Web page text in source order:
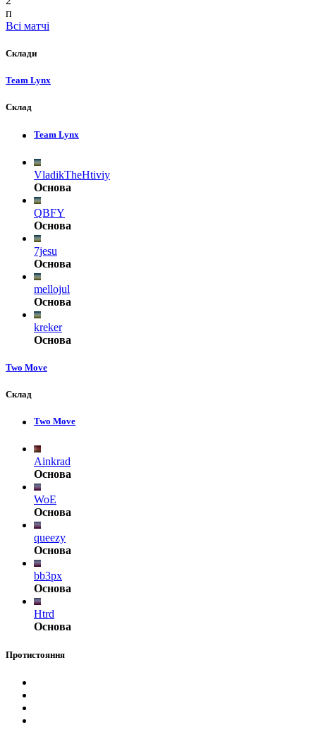
п
Всі матчі
Склади
Team Lynx
Склад
Team Lynx
VladikTheHtiviy
Основа
QBFY
Основа
7jesu
Основа
mellojul
Основа
kreker
Основа
Two Move
Склад
Two Move
Ainkrad
Основа
WoE
Основа
queezy
Основа
bb3px
Основа
Htrd
Основа
Протистояння